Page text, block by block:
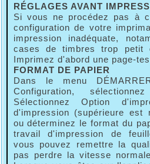
RÉGLAGES AVANT
Si vous ne procédez pas à
configuration de votre
impression inadéquate,
cases de timbres trop petit
Imprimez d'abord une page-
FORMAT DE PAPIER
Dans le menu
Configuration,
Sélectionnez Option
d'impression (supérieure est
ou déterminez le format du
travail d'impression de
vous pouvez remettre la
pas perdre la vitesse